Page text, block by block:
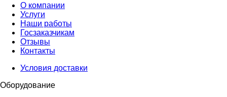
О компании
Услуги
Наши работы
Госзаказчикам
Отзывы
Контакты
Условия доставки
Оборудование